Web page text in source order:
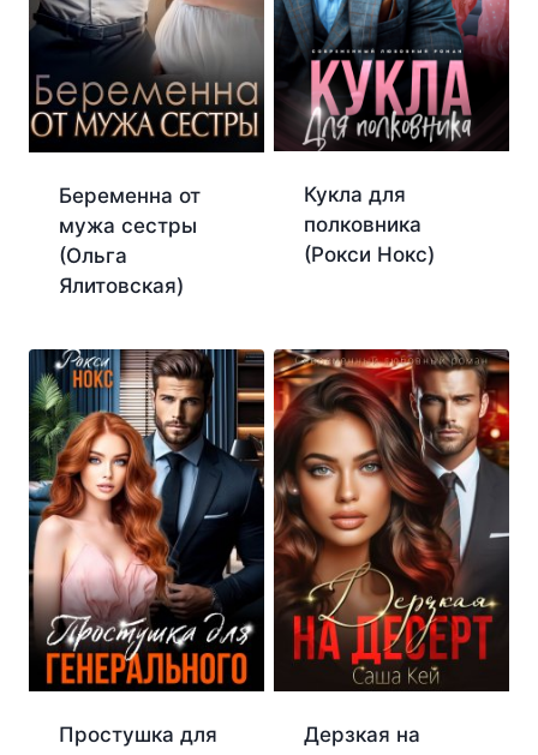
Беременна от
мужа сестры
(Ольга
Ялитовская)
Кукла для
полковника
(Рокси Нокс)
Простушка для
Дерзкая на